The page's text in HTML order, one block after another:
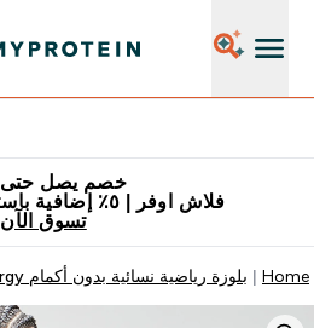
خصم يصل حتى ٣٠٪
فلاش اوفر | ٥٪ إضافية باستخدام كود محدود
تسوق الآن
Home بلوزة رياضية نسائية بدون أكمام Energy من MP ‏- أخضر داكن